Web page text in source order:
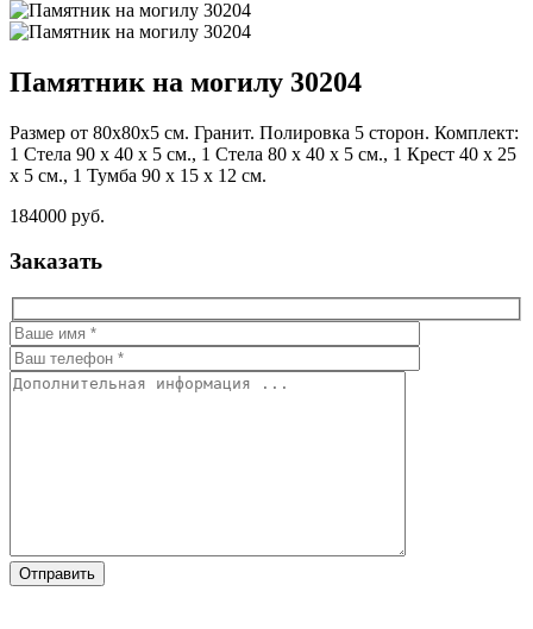
Памятник на могилу 30204
Размер от 80х80х5 см. Гранит. Полировка 5 сторон. Комплект:
1 Стела 90 x 40 x 5 см., 1 Стела 80 х 40 х 5 см., 1 Крест 40 х 25
х 5 см., 1 Тумба 90 x 15 x 12 см.
184000 руб.
Заказать